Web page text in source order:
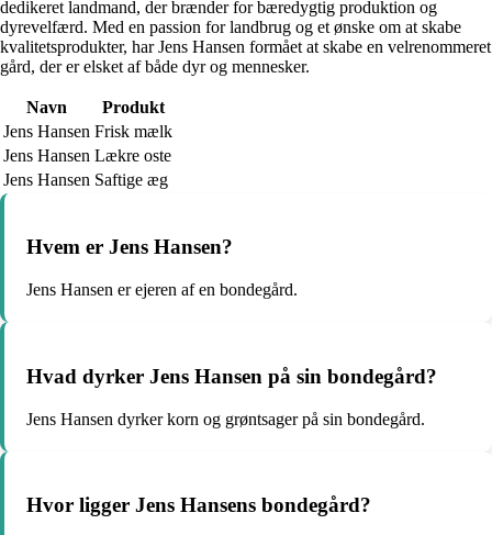
dedikeret landmand, der brænder for bæredygtig produktion og
dyrevelfærd. Med en passion for landbrug og et ønske om at skabe
kvalitetsprodukter, har Jens Hansen formået at skabe en velrenommeret
gård, der er elsket af både dyr og mennesker.
Navn
Produkt
Jens Hansen Frisk mælk
Jens Hansen Lækre oste
Jens Hansen Saftige æg
Hvem er Jens Hansen?
Jens Hansen er ejeren af en bondegård.
Hvad dyrker Jens Hansen på sin bondegård?
Jens Hansen dyrker korn og grøntsager på sin bondegård.
Hvor ligger Jens Hansens bondegård?